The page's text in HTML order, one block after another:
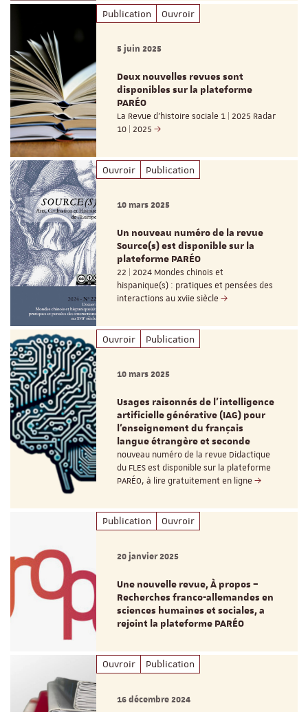
Publication Ouvroir
5 juin 2025
Deux nouvelles revues sont
disponibles sur la plateforme
PARÉO
La Revue d’histoire sociale 1 | 2025 Radar
10 | 2025
Ouvroir Publication
10 mars 2025
Un nouveau numéro de la revue
Source(s) est disponible sur la
plateforme PARÉO
22 | 2024 Mondes chinois et
hispanique(s) : pratiques et pensées des
interactions au xviie siècle
Ouvroir Publication
10 mars 2025
Usages raisonnés de l’intelligence
artificielle générative (IAG) pour
l’enseignement du français
langue étrangère et seconde
nouveau numéro de la revue Didactique
du FLES est disponible sur la plateforme
PARÉO, à lire gratuitement en ligne
Publication Ouvroir
20 janvier 2025
Une nouvelle revue, À propos –
Recherches franco-allemandes en
sciences humaines et sociales, a
rejoint la plateforme PARÉO
Ouvroir Publication
16 décembre 2024